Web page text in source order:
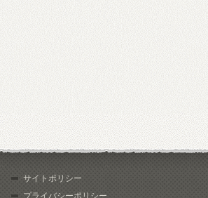
サイトポリシー
プライバシーポリシー